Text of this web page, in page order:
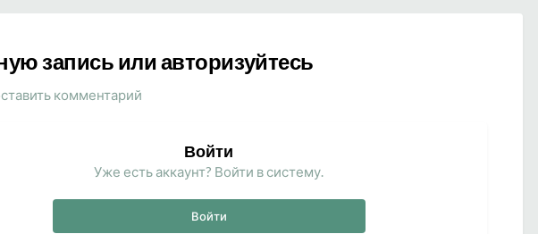
запись или авторизуйтесь
комментарий
Войти
Уже есть аккаунт? Войти в систему.
Войти